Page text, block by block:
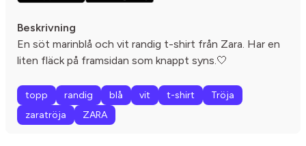
Beskrivning
En söt marinblå och vit randig t-shirt från Zara. Har en
liten fläck på framsidan som knappt syns.🤍
topp randig blå vit t-shirt
Tröja
zaratröja
ZARA